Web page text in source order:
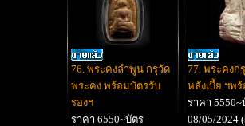
76. พระคงลำพูน กรุวัด
พระคง พร้อมบัตรรับ
รองฯ
ราคา 6550~บัตร
77. พระคงก
หลังเบี้ย ฯพ
ราคา 5550~
08/05/2024